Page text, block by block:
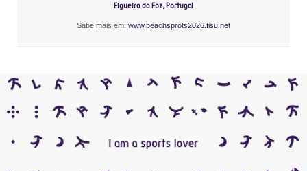
Figueira da Foz, Portugal
Sabe mais em: www.beachsprots2026.fisu.net